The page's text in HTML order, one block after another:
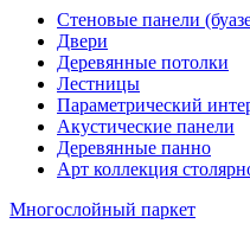
Стеновые панели
Двери
Деревянные потолки
Лестницы
Параметрический
Акустические панели
Деревянные панно
Арт коллекция
Многослойный паркет